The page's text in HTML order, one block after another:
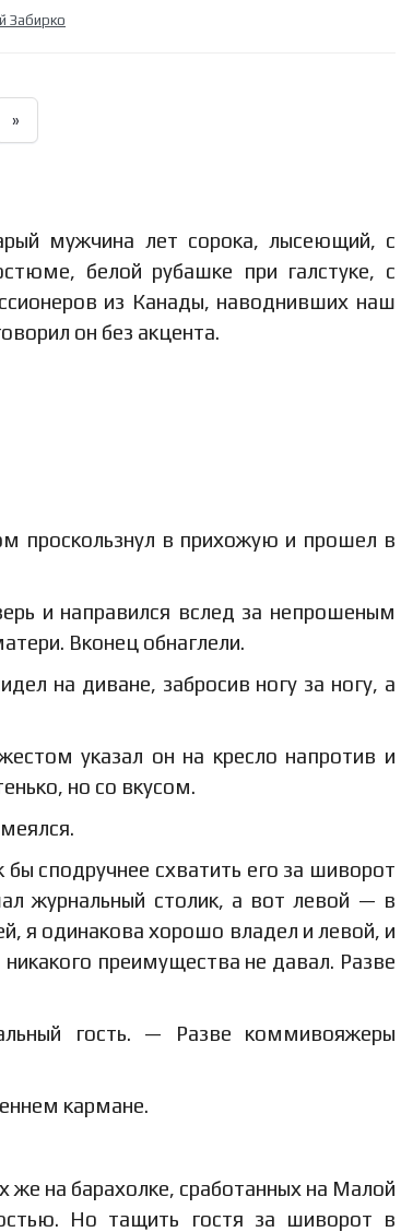
Забирко
»
мужчина лет сорока, лысеющий, с
белой рубашке при галстуке, с
из Канады, наводнивших наш
он без акцента.
проскользнул в прихожую и прошел в
и направился вслед за непрошеным
Вконец обнаглели.
на диване, забросив ногу за ногу, а
указал он на кресло напротив и
но со вкусом.
сподручнее схватить его за шиворот
журнальный столик, а вот левой — в
я одинакова хорошо владел и левой, и
преимущества не давал. Разве
гость. — Разве коммивояжеры
кармане.
на барахолке, сработанных на Малой
Но тащить гостя за шиворот в